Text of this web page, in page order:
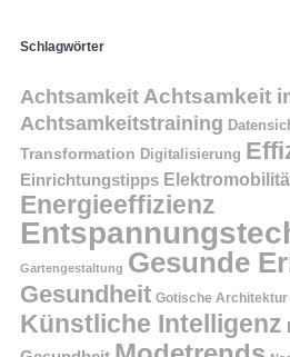
Schlagwörter
Achtsamkeit Achtsamkeit
Achtsamkeitstraining
Transformation Digitalisierung
Einrichtungstipps
Energieeffizienz
Gartengestaltung Gesunde
Gesundheit Gotische Architektur
Künstliche Intelligenz